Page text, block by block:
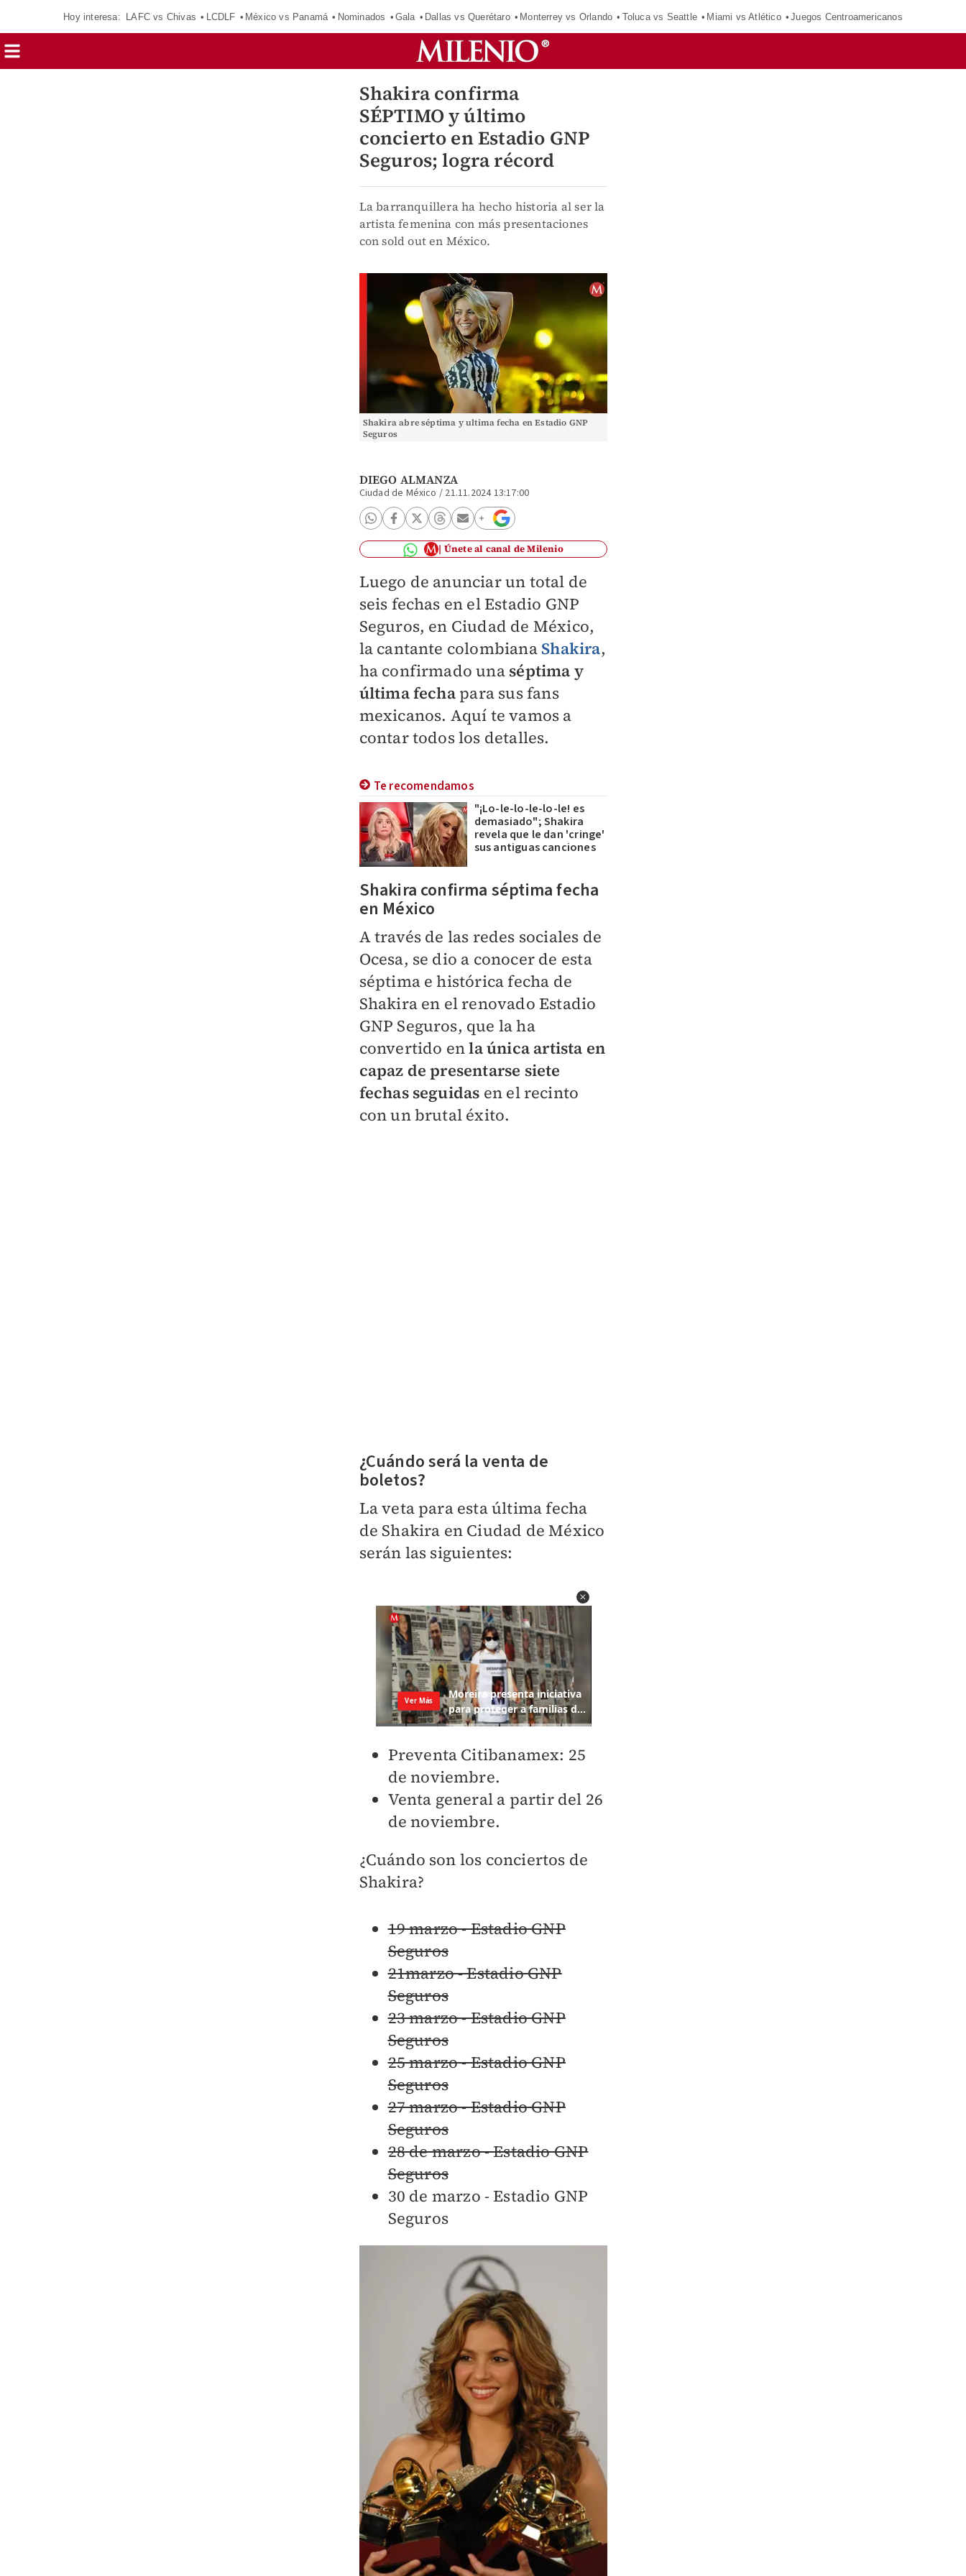
Hoy interesa: LAFC vs Chivas LCDLF México vs Panamá Nominados Gala Dallas vs Querétaro Monterrey vs Orlando Toluca vs Seattle Miami vs Atlético Juegos Centroamericanos
Shakira confirma
SÉPTIMO y último
concierto en Estadio GNP
Seguros; logra récord
La barranquillera ha hecho historia al ser la
artista femenina con más presentaciones
con sold out en México.
Shakira abre séptima y ultima fecha en Estadio GNP
Seguros
DIEGO ALMANZA
Ciudad de México / 21.11.2024 13:17:00
Únete al canal de Milenio
Luego de anunciar un total de
seis fechas en el Estadio GNP
Seguros, en Ciudad de México,
la cantante colombiana Shakira,
ha confirmado unaséptima y
última fechapara sus fans
mexicanos. Aquí te vamos a
contar todos los detalles.
Te recomendamos
"¡Lo-le-lo-le-lo-le! es
demasiado"; Shakira
revela que le dan 'cringe'
sus antiguas canciones
Shakira confirma séptima fecha
en México
A través de las redes sociales de
Ocesa, se dio a conocer de esta
séptima e histórica fecha de
Shakira en el renovado Estadio
GNP Seguros, que la ha
convertido enla única artista en
capaz de presentarse siete
fechas seguidas en el recinto
con un brutal éxito.
¿Cuándo será la venta de
boletos?
La veta para esta última fecha
de Shakira en Ciudad de México
serán las siguientes:
Preventa Citibanamex: 25
de noviembre.
Venta general a partir del 26
de noviembre.
¿Cuándo son los conciertos de
Shakira?
19 marzo - Estadio GNP
Seguros
21marzo - Estadio GNP
Seguros
23 marzo - Estadio GNP
Seguros
25 marzo - Estadio GNP
Seguros
27 marzo - Estadio GNP
Seguros
28 de marzo - Estadio GNP
Seguros
30 de marzo - Estadio GNP
Seguros